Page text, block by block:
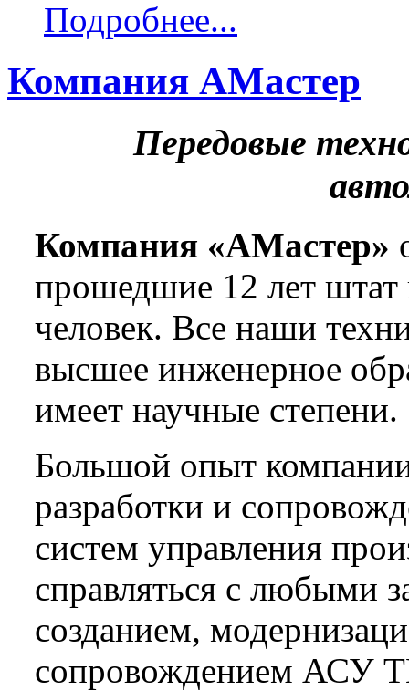
Подробнее...
Компания АМастер
Передовые
Компания «АМастер»
прошедшие 12 лет
человек. Все наши
высшее инженерное
имеет научные степени.
Большой опыт
разработки и
систем управления
справляться с любыми
созданием,
сопровождением АСУ